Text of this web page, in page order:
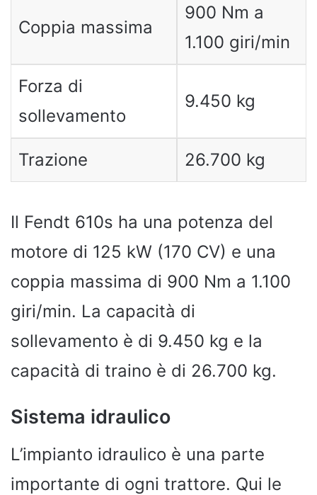
Coppia massima
900 Nm a
1.100 giri/min
Forza di
sollevamento
9.450 kg
Trazione 26.700 kg
Il Fendt 610s ha una potenza del
motore di 125 kW (170 CV) e una
coppia massima di 900 Nm a 1.100
giri/min. La capacità di
sollevamento è di 9.450 kg e la
capacità di traino è di 26.700 kg.
Sistema idraulico
L’impianto idraulico è una parte
importante di ogni trattore. Qui le